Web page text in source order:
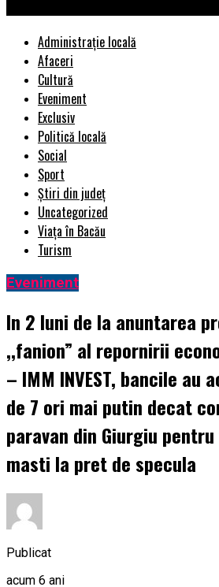
Administrație locală
Afaceri
Cultură
Eveniment
Exclusiv
Politică locală
Social
Sport
Știri din județ
Uncategorized
Viața în Bacău
Turism
Eveniment
In 2 luni de la anuntarea
,,fanion” al repornirii
– IMM INVEST, bancile au
de 7 ori mai putin decat
paravan din Giurgiu
masti la pret de specula
Publicat
acum 6 ani